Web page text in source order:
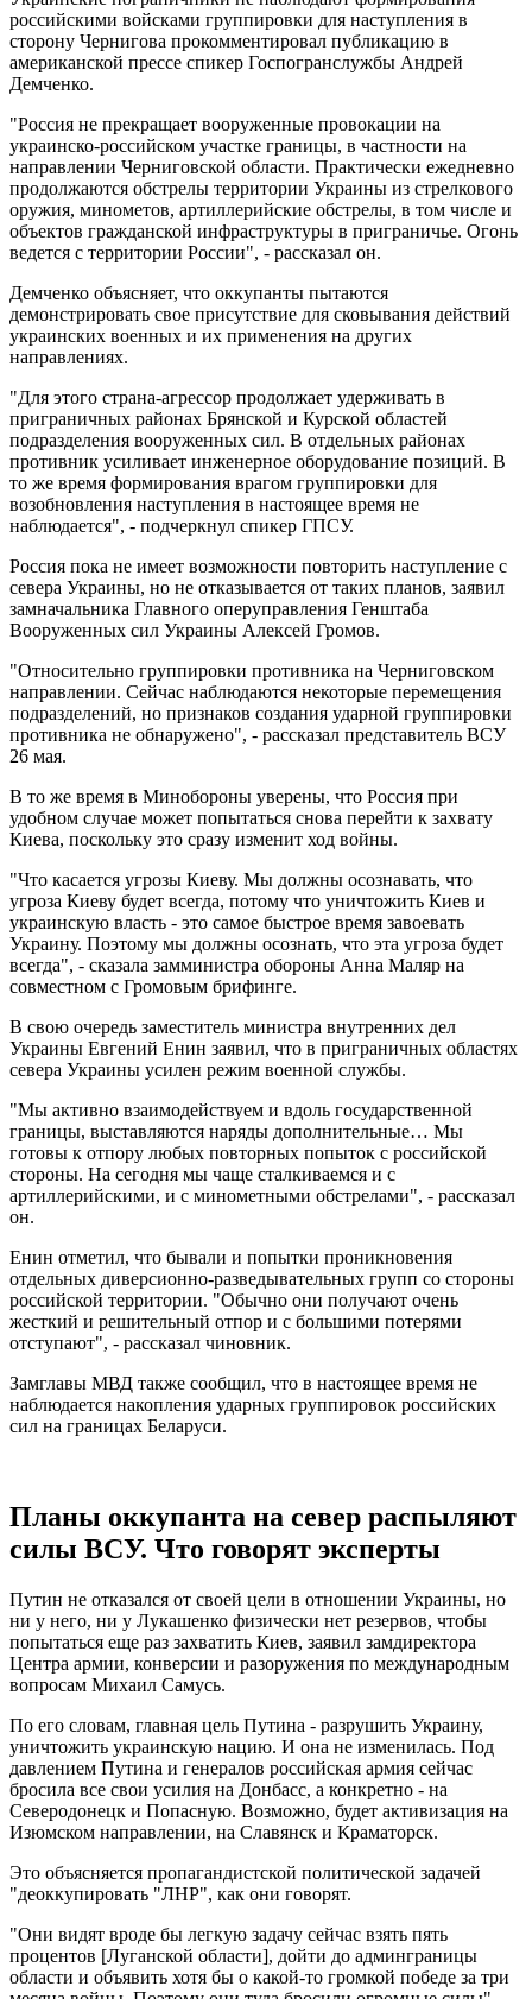
российскими войсками группировки для наступления в
сторону Чернигова прокомментировал публикацию в
американской прессе спикер Госпогранслужбы Андрей
Демченко.
"Россия не прекращает вооруженные провокации на
украинско-российском участке границы, в частности на
направлении Черниговской области. Практически ежедневно
продолжаются обстрелы территории Украины из стрелкового
оружия, минометов, артиллерийские обстрелы, в том числе и
объектов гражданской инфраструктуры в приграничье. Огонь
ведется с территории России", - рассказал он.
Демченко объясняет, что оккупанты пытаются
демонстрировать свое присутствие для сковывания действий
украинских военных и их применения на других
направлениях.
"Для этого страна-агрессор продолжает удерживать в
приграничных районах Брянской и Курской областей
подразделения вооруженных сил. В отдельных районах
противник усиливает инженерное оборудование позиций. В
то же время формирования врагом группировки для
возобновления наступления в настоящее время не
наблюдается", - подчеркнул спикер ГПСУ.
Россия пока не имеет возможности повторить наступление с
севера Украины, но не отказывается от таких планов, заявил
замначальника Главного оперуправления Генштаба
Вооруженных сил Украины Алексей Громов.
"Относительно группировки противника на Черниговском
направлении. Сейчас наблюдаются некоторые перемещения
подразделений, но признаков создания ударной группировки
противника не обнаружено", - рассказал представитель ВСУ
26 мая.
В то же время в Минобороны уверены, что Россия при
удобном случае может попытаться снова перейти к захвату
Киева, поскольку это сразу изменит ход войны.
"Что касается угрозы Киеву. Мы должны осознавать, что
угроза Киеву будет всегда, потому что уничтожить Киев и
украинскую власть - это самое быстрое время завоевать
Украину. Поэтому мы должны осознать, что эта угроза будет
всегда", - сказала замминистра обороны Анна Маляр на
совместном с Громовым брифинге.
В свою очередь заместитель министра внутренних дел
Украины Евгений Енин заявил, что в приграничных областях
севера Украины усилен режим военной службы.
"Мы активно взаимодействуем и вдоль государственной
границы, выставляются наряды дополнительные… Мы
готовы к отпору любых повторных попыток с российской
стороны. На сегодня мы чаще сталкиваемся и с
артиллерийскими, и с минометными обстрелами", - рассказал
он.
Енин отметил, что бывали и попытки проникновения
отдельных диверсионно-разведывательных групп со стороны
российской территории. "Обычно они получают очень
жесткий и решительный отпор и с большими потерями
отступают", - рассказал чиновник.
Замглавы МВД также сообщил, что в настоящее время не
наблюдается накопления ударных группировок российских
сил на границах Беларуси.
Планы оккупанта на север распыляют
силы ВСУ. Что говорят эксперты
Путин не отказался от своей цели в отношении Украины, но
ни у него, ни у Лукашенко физически нет резервов, чтобы
попытаться еще раз захватить Киев, заявил замдиректора
Центра армии, конверсии и разоружения по международным
вопросам Михаил Самусь.
По его словам, главная цель Путина - разрушить Украину,
уничтожить украинскую нацию. И она не изменилась. Под
давлением Путина и генералов российская армия сейчас
бросила все свои усилия на Донбасс, а конкретно - на
Северодонецк и Попасную. Возможно, будет активизация на
Изюмском направлении, на Славянск и Краматорск.
Это объясняется пропагандистской политической задачей
"деоккупировать "ЛНР", как они говорят.
"Они видят вроде бы легкую задачу сейчас взять пять
процентов [Луганской области], дойти до админграницы
области и объявить хотя бы о какой-то громкой победе за три